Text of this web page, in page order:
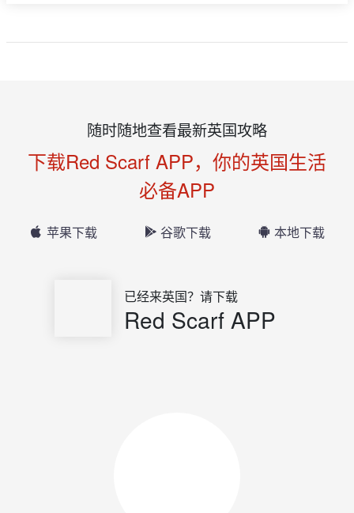
随时随地查看最新英国攻略
下载Red Scarf APP，你的英国生活
必备APP
苹果下载 谷歌下载 本地下载
已经来英国？请下载
Red Scarf APP